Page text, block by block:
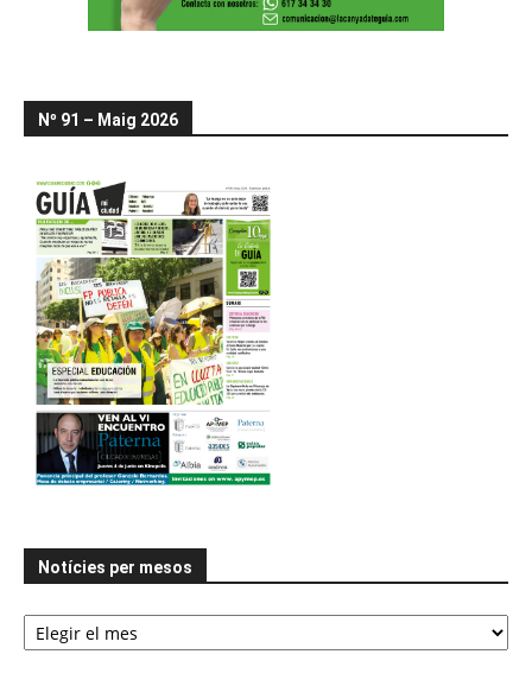
Nº 91 – Maig 2026
Notícies per mesos
Notícies
per